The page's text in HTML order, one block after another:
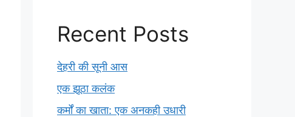
Recent Posts
देहरी की सूनी आस
एक झूठा कलंक
कर्मों का खाता: एक अनकही उधारी